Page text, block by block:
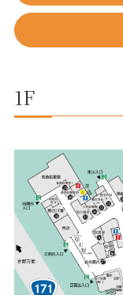
1F